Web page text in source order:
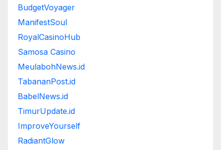
BudgetVoyager
ManifestSoul
RoyalCasinoHub
Samosa Casino
MeulabohNews.id
TabananPost.id
BabelNews.id
TimurUpdate.id
ImproveYourself
RadiantGlow